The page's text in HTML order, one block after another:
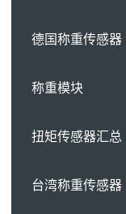
德国称重传感器
称重模块
扭矩传感器汇总
台湾称重传感器